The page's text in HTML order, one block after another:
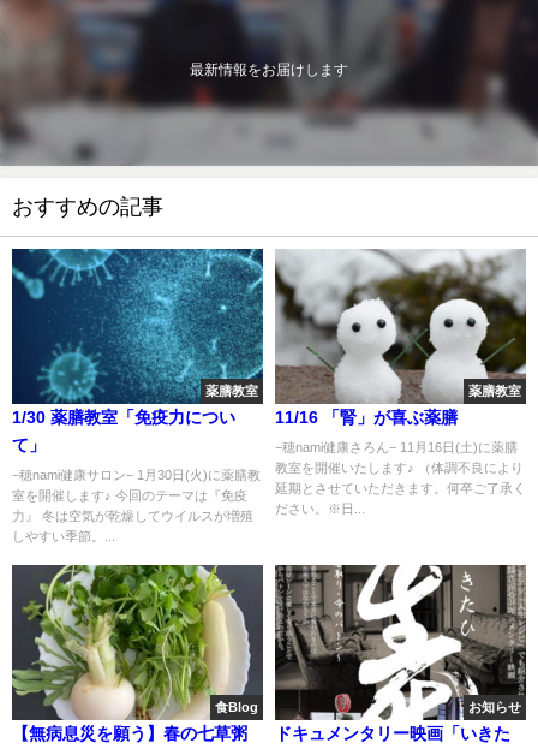
最新情報をお届けします
おすすめの記事
薬膳教室
1/30 薬膳教室「免疫力につい
て」
−穂nami健康サロン− 1月30日(火)に薬膳教
室を開催します♪ 今回のテーマは『免疫
力』 冬は空気が乾燥してウイルスが増殖
しやすい季節。...
薬膳教室
11/16 「腎」が喜ぶ薬膳
−穂nami健康さろん− 11月16日(土)に薬膳
教室を開催いたします♪ （体調不良により
延期とさせていただきます。何卒ご了承く
ださい。※日...
食Blog
【無病息災を願う】春の七草粥
お知らせ
ドキュメンタリー映画「いきた